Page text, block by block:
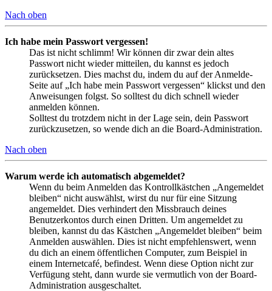
Nach oben
Ich habe mein Passwort vergessen!
Das ist nicht schlimm! Wir können dir zwar dein altes
Passwort nicht wieder mitteilen, du kannst es jedoch
zurücksetzen. Dies machst du, indem du auf der Anmelde-
Seite auf „Ich habe mein Passwort vergessen“ klickst und den
Anweisungen folgst. So solltest du dich schnell wieder
anmelden können.
Solltest du trotzdem nicht in der Lage sein, dein Passwort
zurückzusetzen, so wende dich an die Board-Administration.
Nach oben
Warum werde ich automatisch abgemeldet?
Wenn du beim Anmelden das Kontrollkästchen „Angemeldet
bleiben“ nicht auswählst, wirst du nur für eine Sitzung
angemeldet. Dies verhindert den Missbrauch deines
Benutzerkontos durch einen Dritten. Um angemeldet zu
bleiben, kannst du das Kästchen „Angemeldet bleiben“ beim
Anmelden auswählen. Dies ist nicht empfehlenswert, wenn
du dich an einem öffentlichen Computer, zum Beispiel in
einem Internetcafé, befindest. Wenn diese Option nicht zur
Verfügung steht, dann wurde sie vermutlich von der Board-
Administration ausgeschaltet.